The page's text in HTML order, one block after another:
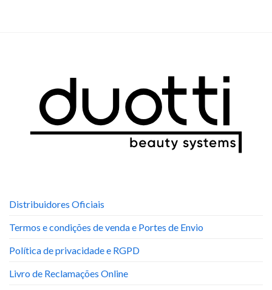
Distribuidores Oficiais
Termos e condições de venda e Portes de Envio
Política de privacidade e RGPD
Livro de Reclamações Online